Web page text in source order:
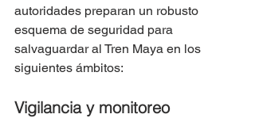
autoridades preparan un robusto
esquema de seguridad para
salvaguardar al Tren Maya en los
siguientes ámbitos:
Vigilancia y monitoreo